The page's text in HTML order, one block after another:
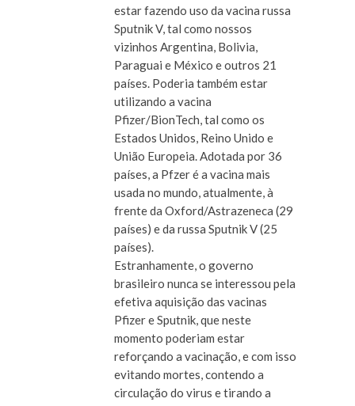
estar fazendo uso da vacina russa
Sputnik V, tal como nossos
vizinhos Argentina, Bolivia,
Paraguai e México e outros 21
países. Poderia também estar
utilizando a vacina
Pfizer/BionTech, tal como os
Estados Unidos, Reino Unido e
União Europeia. Adotada por 36
países, a Pfzer é a vacina mais
usada no mundo, atualmente, à
frente da Oxford/Astrazeneca (29
países) e da russa Sputnik V (25
países).
Estranhamente, o governo
brasileiro nunca se interessou pela
efetiva aquisição das vacinas
Pfizer e Sputnik, que neste
momento poderiam estar
reforçando a vacinação, e com isso
evitando mortes, contendo a
circulação do virus e tirando a